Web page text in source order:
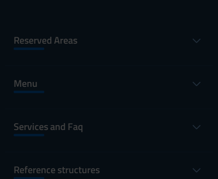
Reserved Areas
Menu
Services and Faq
Reference structures